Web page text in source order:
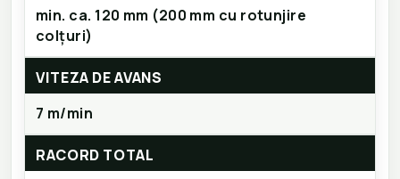
min. ca. 120 mm (200 mm cu rotunjire
colțuri)
VITEZA DE AVANS
7 m/min
RACORD TOTAL